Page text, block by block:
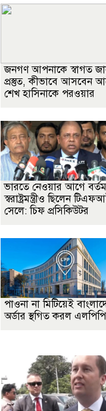
জনগণ আপনাকে স্বাগত
প্রস্তুত, কীভাবে আসবেন
শেখ হাসিনাকে পরওয়ার
ভারতে নেওয়ার আগে
স্বরাষ্ট্রমন্ত্রীও ছিলেন
সেলে: চিফ প্রসিকিউটর
পাওনা না মিটিয়েই
অর্ডার স্থগিত করল এলপিপি